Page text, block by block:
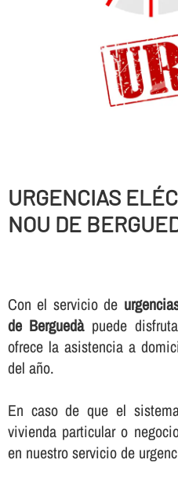
URGENCIAS
NOU DE
Con el servicio de
de Berguedàpuede
ofrece la asistencia a
del año.
En caso de que el
vivienda particular o
en nuestro servicio de